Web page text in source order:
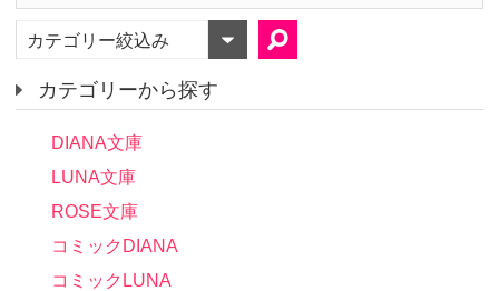
カテゴリー絞込み
カテゴリーから探す
DIANA文庫
LUNA文庫
ROSE文庫
コミックDIANA
コミックLUNA